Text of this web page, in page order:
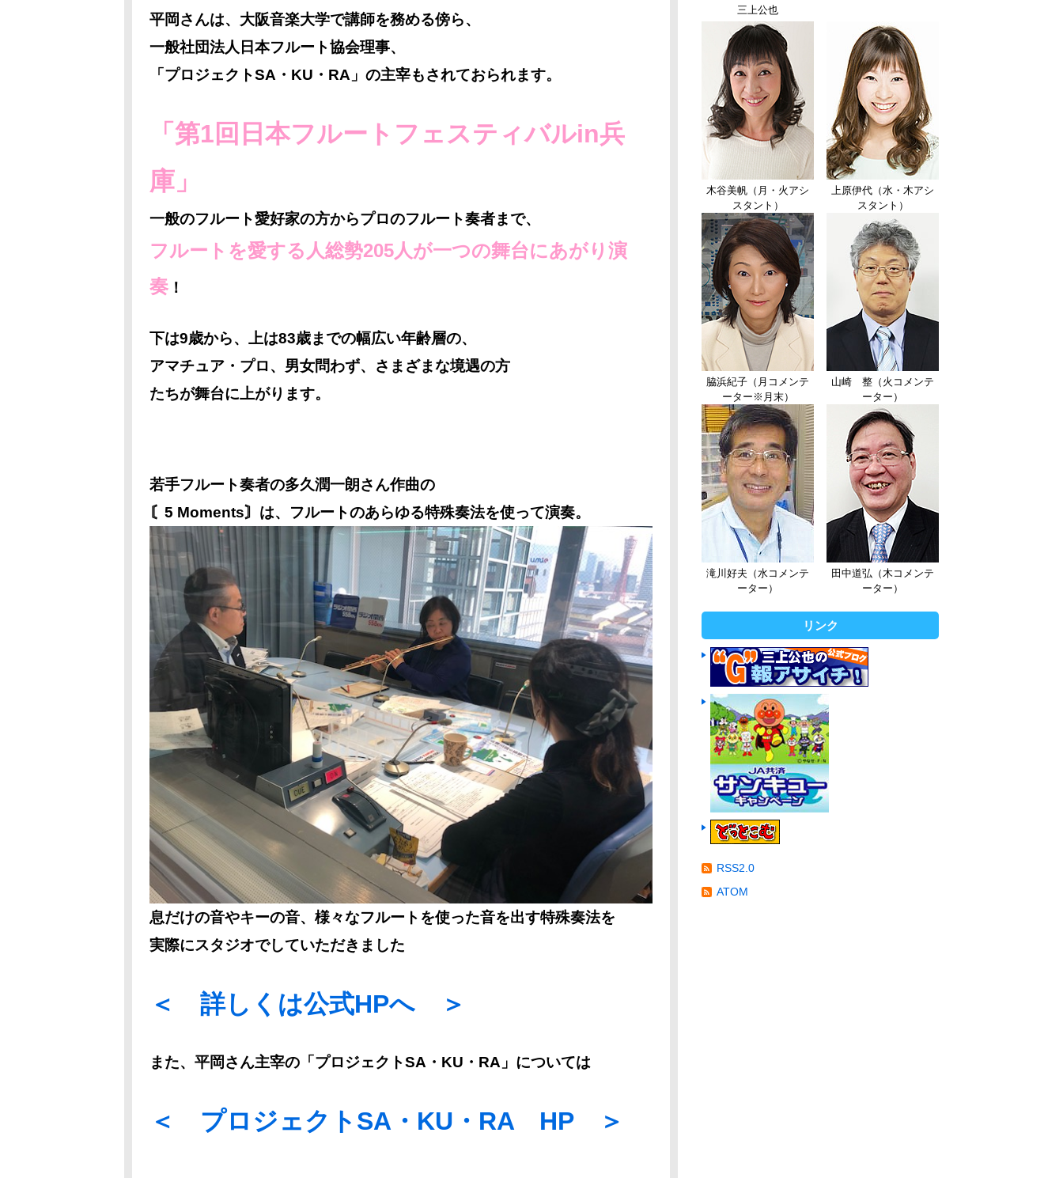
平岡さんは、大阪音楽大学で講師を務める傍ら、
一般社団法人日本フルート協会理事、
「プロジェクトSA・KU・RA」の主宰もされておられます。
「第1回日本フルートフェスティバルin兵
庫」
一般のフルート愛好家の方からプロのフルート奏者まで、
フルートを愛する人総勢205人が一つの舞台にあがり演
奏 ！
下は9歳から、上は83歳までの幅広い年齢層の、
アマチュア・プロ、男女問わず、さまざまな境遇の方
たちが舞台に上がります。
若手フルート奏者の多久潤一朗さん作曲の
〘5 Moments〙は、フルートのあらゆる特殊奏法を使って演奏。
息だけの音やキーの音、様々なフルートを使った音を出す特殊奏法を
実際にスタジオでしていただきました
＜ 詳しくは公式HPへ ＞
また、平岡さん主宰の「プロジェクトSA・KU・RA」については
＜ プロジェクトSA・KU・RA HP ＞
三上公也
木谷美帆（月・火アシ
スタント）
上原伊代（水・木アシ
スタント）
脇浜紀子（月コメンテ
ーター※月末）
山崎 整（火コメンテ
ーター）
滝川好夫（水コメンテ
ーター）
田中道弘（木コメンテ
ーター）
リンク
RSS2.0
ATOM